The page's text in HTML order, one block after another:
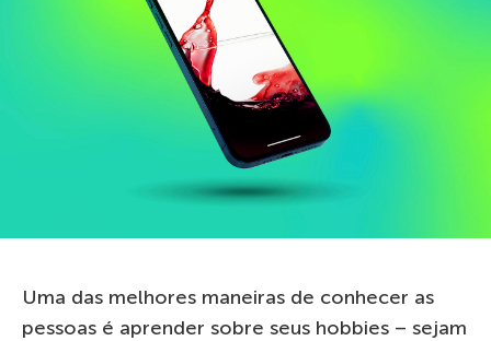
Uma das melhores maneiras de conhecer as
pessoas é aprender sobre seus hobbies – sejam